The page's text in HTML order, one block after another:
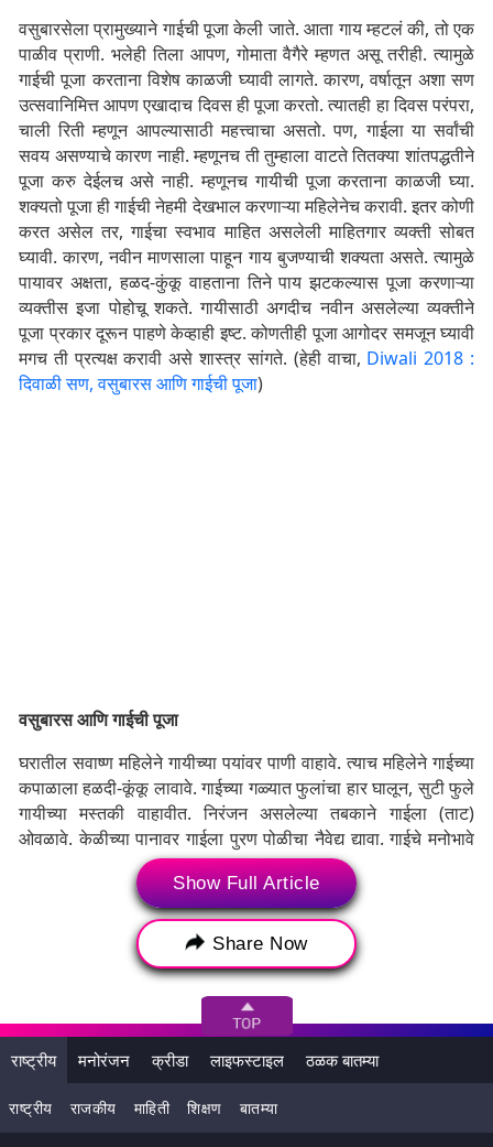
वसुबारसेला प्रामुख्याने गाईची पूजा केली जाते. आता गाय म्हटलं की, तो एक
पाळीव प्राणी. भलेही तिला आपण, गोमाता वैगैरे म्हणत असू तरीही. त्यामुळे
गाईची पूजा करताना विशेष काळजी घ्यावी लागते. कारण, वर्षातून अशा सण
उत्सवानिमित्त आपण एखादाच दिवस ही पूजा करतो. त्यातही हा दिवस परंपरा,
चाली रिती म्हणून आपल्यासाठी महत्त्वाचा असतो. पण, गाईला या सर्वांची
सवय असण्याचे कारण नाही. म्हणूनच ती तुम्हाला वाटते तितक्या शांतपद्धतीने
पूजा करु देईलच असे नाही. म्हणूनच गायीची पूजा करताना काळजी घ्या.
शक्यतो पूजा ही गाईची नेहमी देखभाल करणाऱ्या महिलेनेच करावी. इतर कोणी
करत असेल तर, गाईचा स्वभाव माहित असलेली माहितगार व्यक्ती सोबत
घ्यावी. कारण, नवीन माणसाला पाहून गाय बुजण्याची शक्यता असते. त्यामुळे
पायावर अक्षता, हळद-कुंकू वाहताना तिने पाय झटकल्यास पूजा करणाऱ्या
व्यक्तीस इजा पोहोचू शकते. गायीसाठी अगदीच नवीन असलेल्या व्यक्तीने
पूजा प्रकार दूरून पाहणे केव्हाही इष्ट. कोणतीही पूजा आगोदर समजून घ्यावी
मगच ती प्रत्यक्ष करावी असे शास्त्र सांगते. (हेही वाचा, Diwali 2018 :
दिवाळी सण, वसुबारस आणि गाईची पूजा)
वसुबारस आणि गाईची पूजा
घरातील सवाष्ण महिलेने गायीच्या पयांवर पाणी वाहावे. त्याच महिलेने गाईच्या
कपाळाला हळदी-कूंकू लावावे. गाईच्या गळ्यात फुलांचा हार घालून, सुटी फुले
गायीच्या मस्तकी वाहावीत. निरंजन असलेल्या तबकाने गाईला (ताट)
ओवळावे. केळीच्या पानावर गाईला पुरण पोळीचा नैवेद्य द्यावा. गाईचे मनोभावे
दर्शन घ्यावे आणि घरात सुख, समृद्धी, संपत्ती आणि आरोग्य लाभावे यासाठी
Diwali 2018 Diwali festival
गाईची पूजा
दिवाळी वसूबारस दिवाळी शुभेच्छा दीपावली
Show Full Article
Share Now
राष्ट्रीय मनोरंजन क्रीडा लाइफस्टाइल ठळक बातम्या
राष्ट्रीय राजकीय माहिती शिक्षण बातम्या